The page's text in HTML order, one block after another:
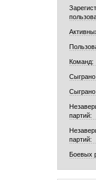
Команд:
Сыграно
партий:
партий:
Боевых